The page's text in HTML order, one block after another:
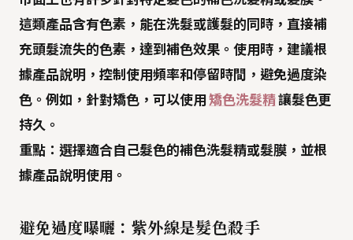
這類產品含有色素，能在洗髮或護髮的同時，直接補
充頭髮流失的色素，達到補色效果。使用時，建議根
據產品說明，控制使用頻率和停留時間，避免過度染
色。例如，針對矯色，可以使用 矯色洗髮精讓髮色更
持久。
重點： 選擇適合自己髮色的補色洗髮精或髮膜，並根
據產品說明使用。
避免過度曝曬：紫外線是髮色殺手